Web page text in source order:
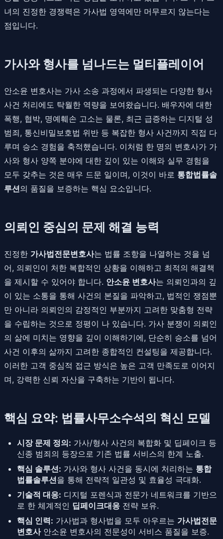
녀의 진정한 경쟁력은 가사법 영역에만 머무르지 않는다는
점입니다.
가사와 형사를 넘나드는 멀티플레이어
안소윤 변호사는 가사 소송 과정에서 파생되는 다양한 형사
사건 처리에도 탁월한 역량을 보여왔습니다. 배우자에 대한
폭행, 협박, 명예훼손 고소는 물론, 최근 급증하는 디지털 성
범죄, 통신비밀보호법 위반 등 복잡한 형사 사건까지 직접 다
루며 승소 경험을 축적했습니다. 이처럼 한 명의 변호사가 가
사와 형사 양쪽 분야에 대한 깊이 있는 이해와 실무 경험을
모두 갖추는 것은 매우 드문 일이며, 이것이 바로 통합법률솔
루션의 품질을 보증하는 핵심 요소입니다.
의뢰인 중심의 문제 해결 능력
진정한 가사법전문변호사는 법률 조항을 나열하는 것을 넘
어, 의뢰인이 처한 복합적인 상황을 이해하고 최적의 해결책
을 제시할 수 있어야 합니다. 안소윤 변호사는 의뢰인과의 깊
이 있는 소통을 통해 사건의 본질을 파악하고, 법적인 쟁점뿐
만 아니라 의뢰인의 감정적인 부분까지 고려한 맞춤형 전략
을 수립하는 것으로 정평이 나 있습니다. 가사 분쟁이 의뢰인
의 삶에 미치는 영향을 깊이 이해하기에, 단순히 승소를 넘어
사건 이후의 삶까지 고려한 종합적인 컨설팅을 제공합니다.
이러한 고객 중심적 접근 방식은 높은 고객 만족도로 이어지
며, 강력한 신뢰 자산을 구축하는 기반이 됩니다.
핵심 요약: 법률사무소수석의 혁신 모델
시장 문제 정의: 가사/형사 사건의 복합화 및 딥페이크 등
신종 범죄의 등장으로 기존 법률 서비스의 한계 노출.
핵심 솔루션: 가사와 형사 사건을 동시에 처리하는 통합
법률솔루션을 통해 전략적 일관성 및 효율성 극대화.
기술적 대응: 디지털 포렌식과 전문가 네트워크를 기반으
로 한 체계적인 딥페이크대응 전략 보유.
핵심 인력: 가사법과 형사법을 모두 아우르는 가사법전문
변호사안소윤 변호사의 전문성이 서비스 품질을 보증.